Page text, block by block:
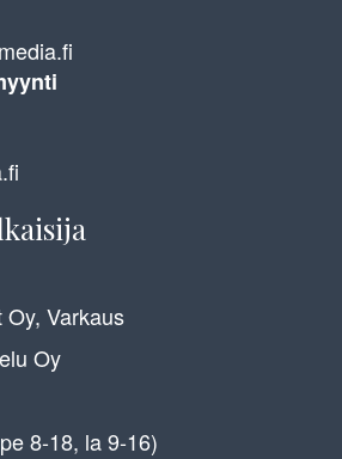
Oy, Varkaus
Oy
8-18, la 9-16)